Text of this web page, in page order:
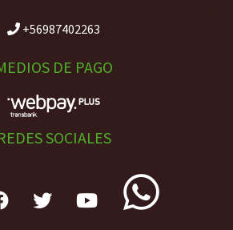
+56987402263
DE PAGO
SOCIALES